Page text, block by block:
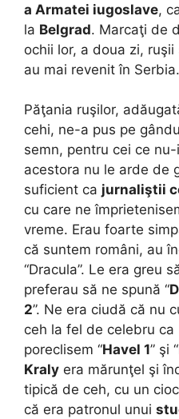
a Armatei iugoslave,
la Belgrad. Marcaţi de
ochii lor, a doua zi,
au mai revenit în Serbia.
Păţania ruşilor,
cehi, ne-a pus pe
semn, pentru cei ce
acestora nu le arde de
suficient ca jurnaliştii
cu care ne
vreme. Erau foarte
că suntem români, au
“Dracula”. Le era greu
preferau să ne spună “
2”. Ne era ciudă că nu
ceh la fel de celebru ca
poreclisem “Havel 1” şi “
Kraly era mărunţel şi
tipică de ceh, cu un
că era patronul unui